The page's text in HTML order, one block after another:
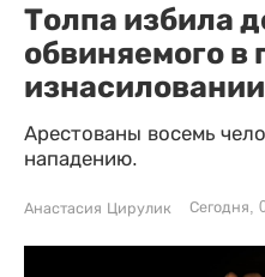
Толпа избила
обвиняемого в
Арестованы восемь
нападению.
Анастасия Цирулик Сегодня,